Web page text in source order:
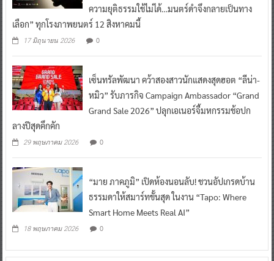
ความยุติธรรมใช้ไม่ได้…มนตร์ดำจึงกลายเป็นทาง
เลือก” ทุกโรงภาพยนตร์ 12 สิงหาคมนี้
17 มิถุนายน 2026 0
เซ็นทรัลพัฒนา คว้าสองสาวนักแสดงสุดฮอต “ลีน่า-
หมิว” รับภารกิจ Campaign Ambassador “Grand
Grand Sale 2026” ปลุกเอเนอร์จี้มหกรรมช้อปก
ลางปีสุดคึกคัก
29 พฤษภาคม 2026 0
“มาย ภาคภูมิ” เปิดห้องนอนลับ! ชวนอัปเกรดบ้าน
ธรรมดาให้สมาร์ทขั้นสุด ในงาน “Tapo: Where
Smart Home Meets Real AI”
18 พฤษภาคม 2026 0